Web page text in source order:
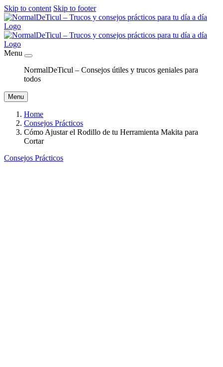
Skip to content Skip to footer
Menu
NormalDeTicul – Consejos útiles y trucos geniales para
todos
Menu
Home
Consejos Prácticos
Cómo Ajustar el Rodillo de tu Herramienta Makita para
Cortar
Consejos Prácticos